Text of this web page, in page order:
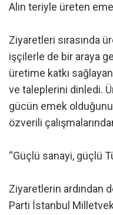
Alın teriyle üreten
Ziyaretleri sırasında
işçilerle de bir araya
üretime katkı
ve taleplerini dinledi.
gücün emek
özverili
“Güçlü sanayi, güçlü
Ziyaretlerin ardından
Parti İstanbul